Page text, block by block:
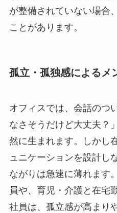
が整備されていない場合
ことがあります。
孤立・孤独感によるメ
オフィスでは、会話のつ
なさそうだけど大丈夫？
然に生まれます。しかし
ュニケーションを設計し
ながりは急速に薄れます
員や、育児・介護と在宅
社員は、孤立感が高まり